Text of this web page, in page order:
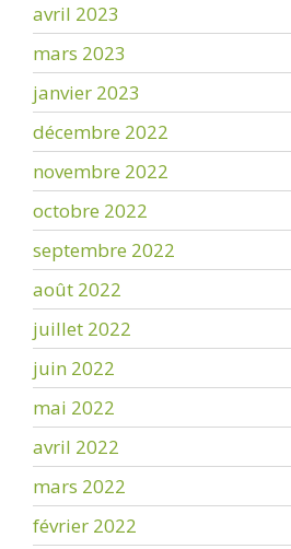
avril 2023
mars 2023
janvier 2023
décembre 2022
novembre 2022
octobre 2022
septembre 2022
août 2022
juillet 2022
juin 2022
mai 2022
avril 2022
mars 2022
février 2022